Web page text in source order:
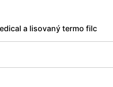
a lisovaný termo filc